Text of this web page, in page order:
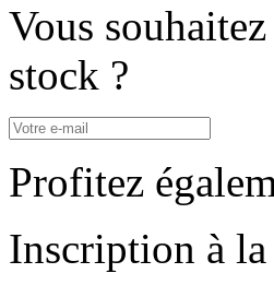
Vous
stock ?
Profitez
Inscription à